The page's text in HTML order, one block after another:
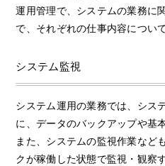
運用管理で、システムの業務に
で、それぞれの仕事内容につい
システム監視
システム運用の業務では、シス
に、データのバックアップや基
また、システムの監視作業など
クが稼働した状態で監視・観察